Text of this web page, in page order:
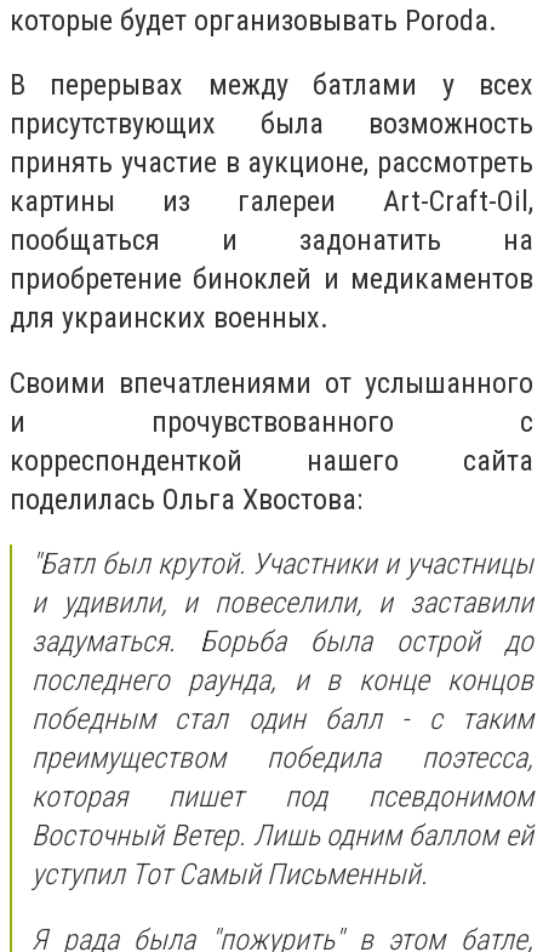
которые будет организовывать Porodа.
В перерывах между батлами у всех
присутствующих была возможность
принять участие в аукционе, рассмотреть
картины из галереи Art-Craft-Oil,
пообщаться и задонатить на
приобретение биноклей и медикаментов
для украинских военных.
Своими впечатлениями от услышанного
и прочувствованного с
корреспонденткой нашего сайта
поделилась Ольга Хвостова:
"Батл был крутой. Участники и участницы
и удивили, и повеселили, и заставили
задуматься. Борьба была острой до
последнего раунда, и в конце концов
победным стал один балл - с таким
преимуществом победила поэтесса,
которая пишет под псевдонимом
Восточный Ветер. Лишь одним баллом ей
уступил Тот Самый Письменный.
Я рада была "пожурить" в этом батле,